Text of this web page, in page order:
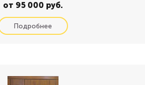
от 95 000 руб.